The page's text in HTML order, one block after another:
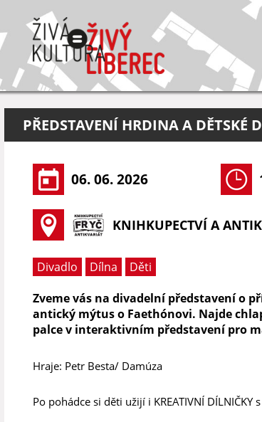
PŘEDSTAVENÍ HRDINA A DĚTSKÉ
06. 06. 2026
KNIHKUPECTVÍ A
Divadlo Dílna
Děti
Zveme vás na divadelní představení o
antický mýtus o Faethónovi. Najde
palce v interaktivním představení pro
Hraje: Petr Besta/ Damúza
Po pohádce si děti užijí i KREATIVNÍ